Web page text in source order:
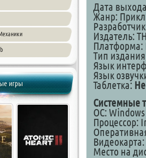
игры
Дата
Жанр:
Издатель:
Платформа:
Тип
Язык
Язык
Таблeтка:
Системные
ОС: Windows
Процессор:
Видеокарта:
Место на